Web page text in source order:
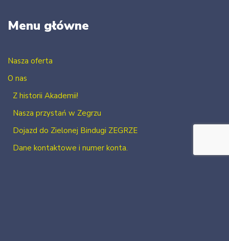
Menu główne
Nasza oferta
O nas
Z historii Akademii!
Nasza przystań w Zegrzu
Dojazd do Zielonej Bindugi ZEGRZE
Dane kontaktowe i numer konta.